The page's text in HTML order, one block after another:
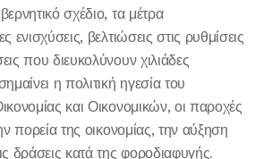
σχέδιο, τα μέτρα
ενισχύσεις, βελτιώσεις στις ρυθμίσεις
που διευκολύνουν χιλιάδες
η πολιτική ηγεσία του
και Οικονομικών, οι παροχές
πορεία της οικονομίας, την αύξηση
δράσεις κατά της φοροδιαφυγής.